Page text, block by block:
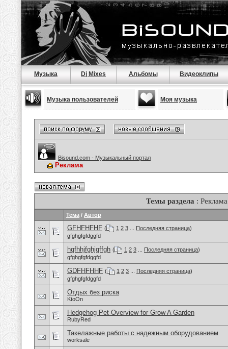
Музыка Dj Mixes Альбомы Видеоклипы
Музыка пользователей Моя музыка
Bisound.com - Музыкальный портал
Реклама
Темы раздела : Реклама
Тема / Автор
GFHFHFHF ( 1 2 3 Последняя страница)
gfghgfgfdggfd
hgfhhjfghjgffgh ( 1 2 3 Последняя страница)
gfghgfgfdggfd
GDFHFHHF ( 1 2 3 Последняя страница)
gfghgfgfdggfd
Отдых без риска
KtoOn
Hedgehog Pet Overview for Grow A Garden
RubyRed
Такелажные работы с надежным оборудованием
worksale